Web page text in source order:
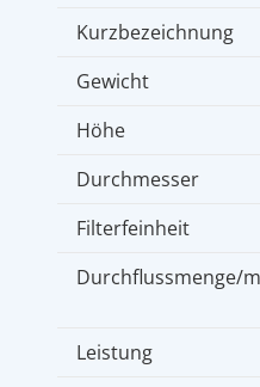
Kurzbezeichnung
Gewicht
Höhe
Durchmesser
Filterfeinheit
Durchflussmenge/
Leistung